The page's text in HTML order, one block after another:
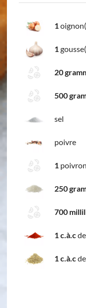
1
1
20
500
sel
poivre
1
250
700
1 c.à.c
1 c.à.c